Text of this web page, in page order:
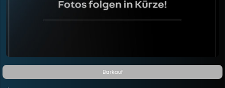
Barkauf